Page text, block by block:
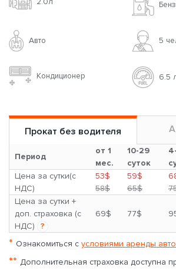
Авто 5
Кондиционер 6.5
Прокат без водителя
Период
от 1
мес.
10-29
суток
Цена за сутки(с
НДС)
53$
58$
59$
65$
Цена за сутки +
доп. страховка (с
НДС)
?
69$ 77$
* Ознакомиться с условиями аренды авто
** Дополнительная страховка доступна